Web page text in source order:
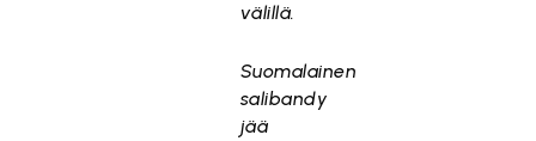
välillä.
Suomalainen
salibandy
jää